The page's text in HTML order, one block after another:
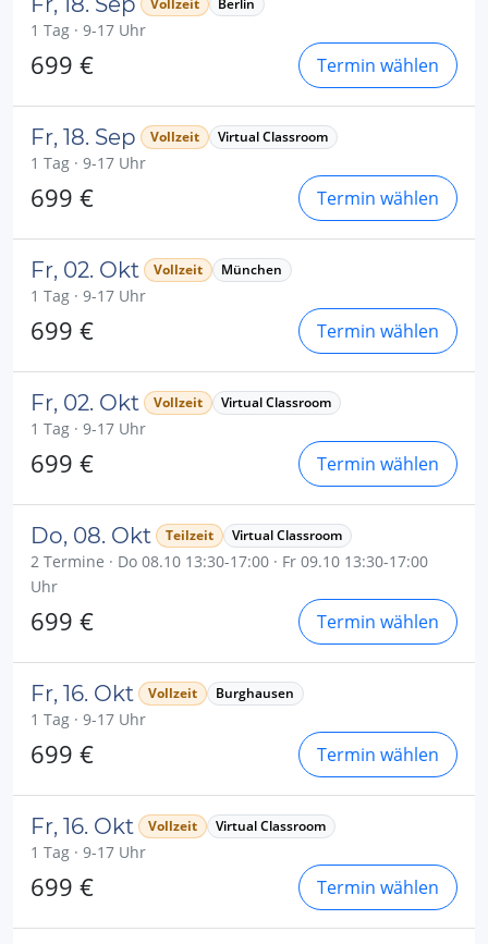
1 Tag · 9-17 Uhr
699 € Termin wählen
Fr, 18. Sep Vollzeit Virtual Classroom
1 Tag · 9-17 Uhr
699 € Termin wählen
Fr, 02. Okt Vollzeit München
1 Tag · 9-17 Uhr
699 € Termin wählen
Fr, 02. Okt Vollzeit Virtual Classroom
1 Tag · 9-17 Uhr
699 € Termin wählen
Do, 08. Okt Teilzeit Virtual Classroom
2 Termine · Do 08.10 13:30-17:00 · Fr 09.10 13:30-17:00
Uhr
699 € Termin wählen
Fr, 16. Okt Vollzeit Burghausen
1 Tag · 9-17 Uhr
699 € Termin wählen
Fr, 16. Okt Vollzeit Virtual Classroom
1 Tag · 9-17 Uhr
699 € Termin wählen